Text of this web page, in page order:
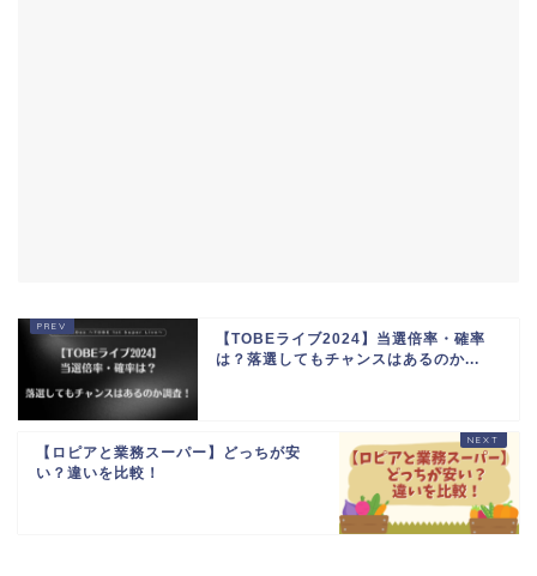
【TOBEライブ2024】当選倍率・確率
は？落選してもチャンスはあるのか...
【ロピアと業務スーパー】どっちが安
い？違いを比較！